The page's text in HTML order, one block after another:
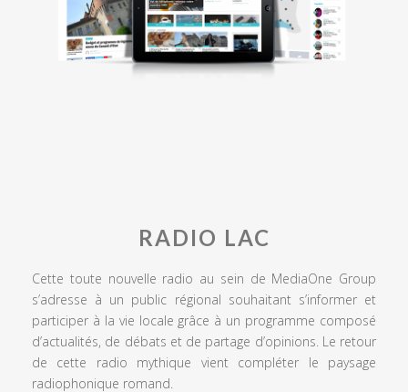
RADIO LAC
Cette toute nouvelle radio au sein de MediaOne Group
s’adresse à un public régional souhaitant s’informer et
participer à la vie locale grâce à un programme composé
d’actualités, de débats et de partage d’opinions. Le retour
de cette radio mythique vient compléter le paysage
radiophonique romand.